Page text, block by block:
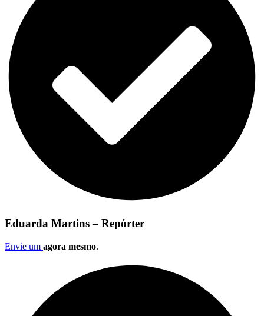
Eduarda Martins – Repórter
Envie um agora mesmo.